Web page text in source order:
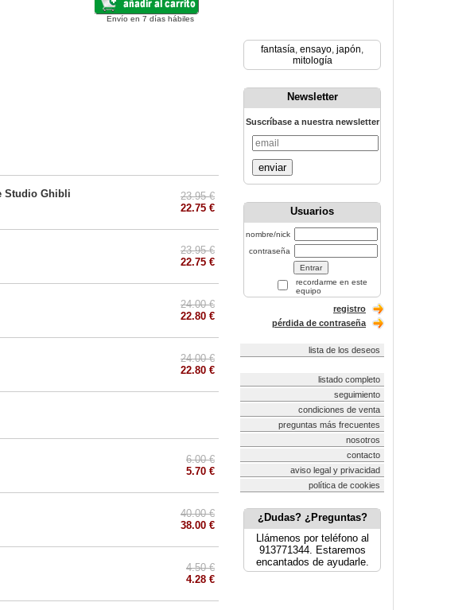
Envío en 7 días hábiles
Studio Ghibli
23.95 €
22.75 €
23.95 €
22.75 €
24.00 €
22.80 €
24.00 €
22.80 €
6.00 €
5.70 €
40.00 €
38.00 €
4.50 €
4.28 €
fantasía, ensayo, japón,
mitología
Newsletter
Suscríbase a nuestra newsletter
enviar
Usuarios
nombre/nick
contraseña
recordarme en este
equipo
registro
pérdida de contraseña
lista de los deseos
listado completo
seguimiento
condiciones de venta
preguntas más frecuentes
nosotros
contacto
aviso legal y privacidad
política de cookies
¿Dudas? ¿Preguntas?
Llámenos por teléfono al
913771344. Estaremos
encantados de ayudarle.